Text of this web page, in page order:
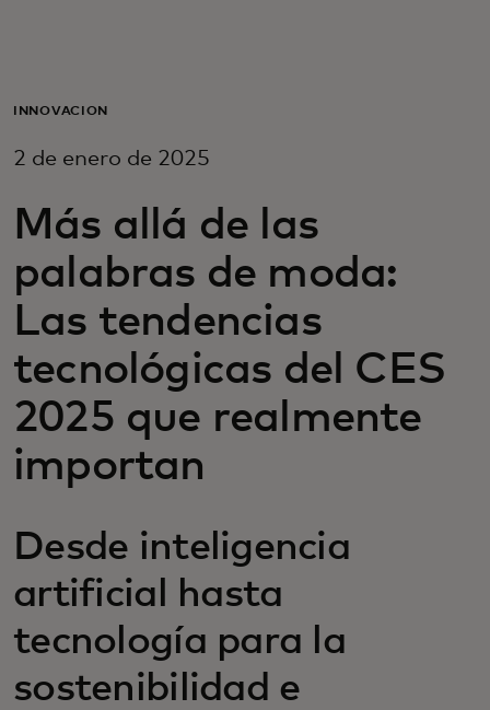
Para empresas
Para innovadores
Noticias y tendencias
INNOVACIÓN
2 de enero de 2025
Más allá de las
palabras de moda:
Las tendencias
tecnológicas del CES
2025 que realmente
importan
Desde inteligencia
artificial hasta
tecnología para la
sostenibilidad e